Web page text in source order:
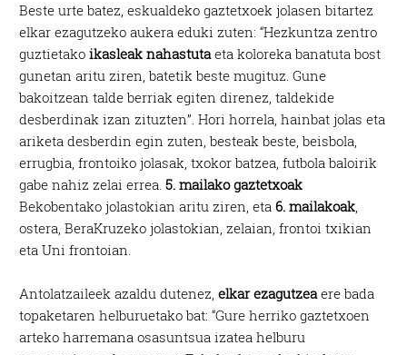
Beste urte batez, eskualdeko gaztetxoek jolasen bitartez
elkar ezagutzeko aukera eduki zuten: “Hezkuntza zentro
guztietakoikasleak nahastutaeta koloreka banatuta bost
gunetan aritu ziren, batetik beste mugituz. Gune
bakoitzean talde berriak egiten direnez, taldekide
desberdinak izan zituzten”. Hori horrela, hainbat jolas eta
ariketa desberdin egin zuten, besteak beste, beisbola,
errugbia, frontoiko jolasak, txokor batzea, futbola baloirik
gabe nahiz zelai errea.5. mailako gaztetxoak
Bekobentako jolastokian aritu ziren, eta6. mailakoak,
ostera, BeraKruzeko jolastokian, zelaian, frontoi txikian
eta Uni frontoian.
Antolatzaileek azaldu dutenez,elkar ezagutzeaere bada
topaketaren helburuetako bat: “Gure herriko gaztetxoen
arteko harremana osasuntsua izatea helburu